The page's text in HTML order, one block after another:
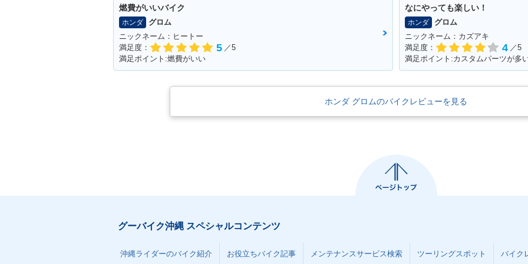
燃費がいいバイク
ホンダ
グロム
ニックネーム：ヒートー
満足度：
5 ／5
満足ポイント:燃費がいい
なにやっても楽しい！
ホンダ
グロム
ニックネーム：カズアキ
満足度：
4 ／5
満足ポイント:カスタムパーツが多
ホンダ グロムのバイクレビューを見る
グーバイク沖縄 スペシャルコンテンツ
沖縄ライダーのバイク紹介 お役立ちバイク記事 メンテナンスサービス検索 ツーリングスポット バイク